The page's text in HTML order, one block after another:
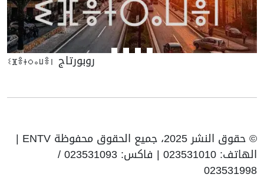
ⵉⴼⴻⵜⵔⴰⵡⴻⵏ روبورتاج
© حقوق النشر 2025، جميع الحقوق محفوظة ENTV |
الهاتف: 023531010 | فاكس: 023531093 /
023531998